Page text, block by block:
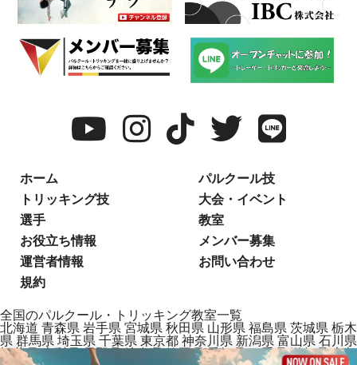
ホーム
パルクール技
トリッキング技
大会・イベント
選手
教室
お役立ち情報
メンバー募集
運営者情報
お問い合わせ
規約
全国のパルクール・トリッキング教室一覧
北海道 青森県 岩手県 宮城県 秋田県 山形県 福島県 茨城県 栃木
県 群馬県 埼玉県 千葉県 東京都 神奈川県 新潟県 富山県 石川県
福井県
長野県 静岡県 愛知県 三重県 滋賀県 京都